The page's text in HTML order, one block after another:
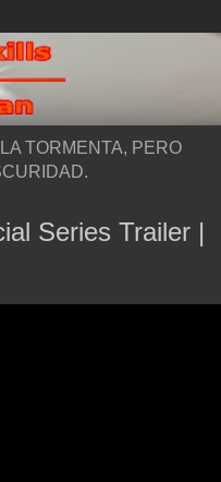
TORMENTA, PERO
Series Trailer |